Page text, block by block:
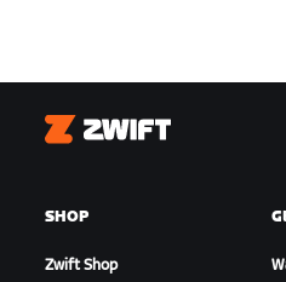
Zwift
SHOP
Zwift Shop